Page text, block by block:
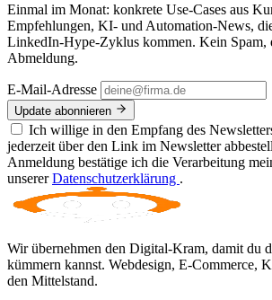
Einmal im Monat: konkrete Use-Cases aus
Empfehlungen, KI- und Automation-News,
LinkedIn-Hype-Zyklus kommen. Kein
Abmeldung.
E-Mail-Adresse
Update abonnieren
Ich willige in den Empfang des
jederzeit über den Link im Newsletter
Anmeldung bestätige ich die Verarbeitung
unsererDatenschutzerklärung .
Wir übernehmen den Digital-Kram, damit du
kümmern kannst. Webdesign, E-Commerce,
den Mittelstand.